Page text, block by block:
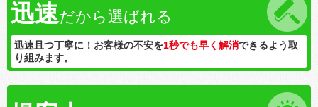
迅速だから選ばれる
迅速且つ丁寧に！お客様の不安を1秒でも早く解消できるよう取
り組みます。